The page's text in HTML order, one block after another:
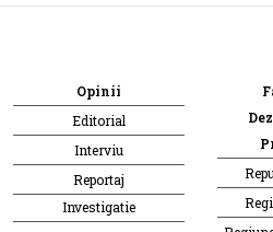
Opinii
Editorial
Interviu
Reportaj
Investigatie